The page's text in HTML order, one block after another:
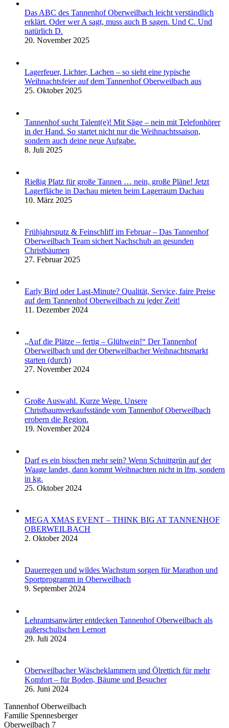
Das ABC des Tannenhof Oberweilbach leicht verständlich
erklärt. Oder wer A sagt, muss auch B sagen. Und C. Und
natürlich D.
20. November 2025
Lagerfeuer, Lichter, Lachen – so sieht eine typische
Weihnachtsfeier auf dem Tannenhof Oberweilbach aus
25. Oktober 2025
Tannenhof sucht Talent(e)! Mit Säge – nein mit Telefonhörer
in der Hand. So startet nicht nur die Weihnachtssaison,
sondern auch deine neue Aufgabe.
8. Juli 2025
Rießig Platz für große Tannen … nein, große Pläne! Jetzt
Lagerfläche in Dachau mieten beim Lagerraum Dachau
10. März 2025
Frühjahrsputz & Feinschliff im Februar – Das Tannenhof
Oberweilbach Team sichert Nachschub an gesunden
Christbäumen
27. Februar 2025
Early Bird oder Last-Minute? Qualität, Service, faire Preise
auf dem Tannenhof Oberweilbach zu jeder Zeit!
11. Dezember 2024
„Auf die Plätze – fertig – Glühwein!“ Der Tannenhof
Oberweilbach und der Oberweilbacher Weihnachtsmarkt
starten (durch)
27. November 2024
Große Auswahl. Kurze Wege. Unsere
Christbaumverkaufsstände vom Tannenhof Oberweilbach
erobern die Region.
19. November 2024
Darf es ein bisschen mehr sein? Wenn Schnittgrün auf der
Waage landet, dann kommt Weihnachten nicht in lfm, sondern
in kg.
25. Oktober 2024
MEGA XMAS EVENT – THINK BIG AT TANNENHOF
OBERWEILBACH
2. Oktober 2024
Dauerregen und wildes Wachstum sorgen für Marathon und
Sportprogramm in Oberweilbach
9. September 2024
Lehramtsanwärter entdecken Tannenhof Oberweilbach als
außerschulischen Lernort
29. Juli 2024
Oberweilbacher Wäscheklammern und Ölrettich für mehr
Komfort – für Boden, Bäume und Besucher
26. Juni 2024
Tannenhof Oberweilbach
Familie Spennesberger
Oberweilbach 7